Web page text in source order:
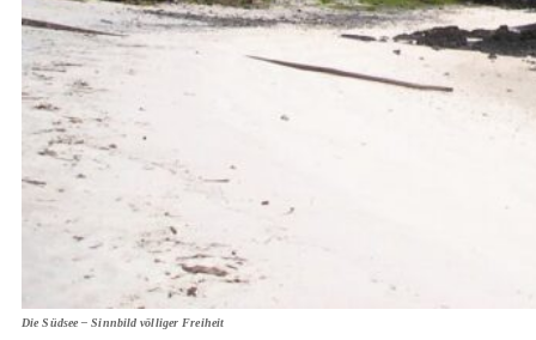
Die Südsee – Sinnbild völliger Freiheit